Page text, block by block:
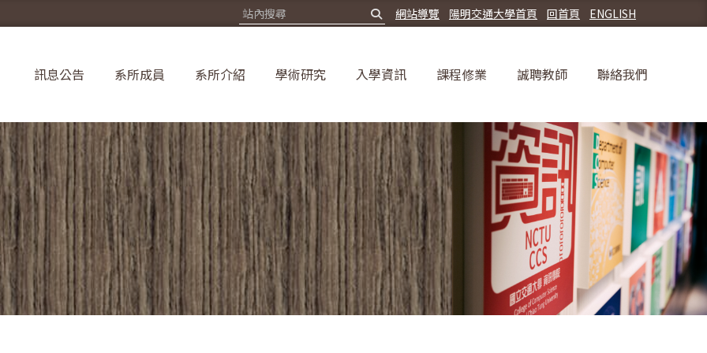
ENGLISH
回首頁
陽明交通大學首頁
網站導覽
訊息公告 系所成員 系所介紹 學術研究 入學資訊 課程修業 誠聘教師 聯絡我們